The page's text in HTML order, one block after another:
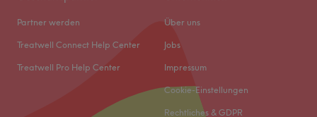
Partner werden
Treatwell Connect Help Center
Treatwell Pro Help Center
Über uns
Jobs
Impressum
Cookie-Einstellungen
Rechtliches & GDPR